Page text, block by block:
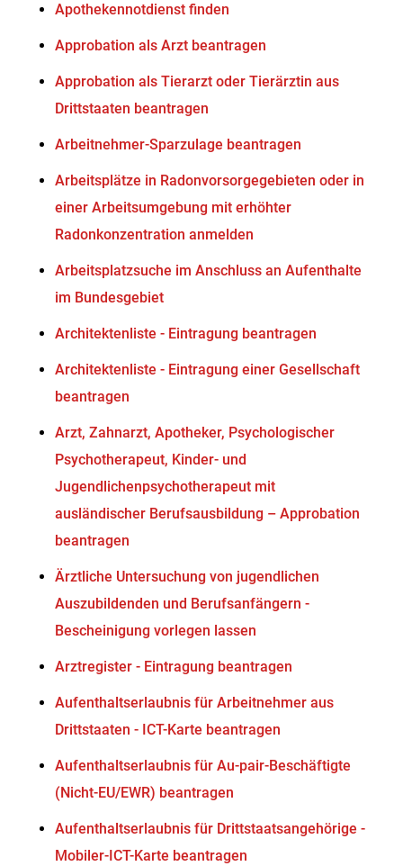
Apothekennotdienst finden
Approbation als Arzt beantragen
Approbation als Tierarzt oder Tierärztin aus
Drittstaaten beantragen
Arbeitnehmer-Sparzulage beantragen
Arbeitsplätze in Radonvorsorgegebieten oder in
einer Arbeitsumgebung mit erhöhter
Radonkonzentration anmelden
Arbeitsplatzsuche im Anschluss an Aufenthalte
im Bundesgebiet
Architektenliste - Eintragung beantragen
Architektenliste - Eintragung einer Gesellschaft
beantragen
Arzt, Zahnarzt, Apotheker, Psychologischer
Psychotherapeut, Kinder- und
Jugendlichenpsychotherapeut mit
ausländischer Berufsausbildung – Approbation
beantragen
Ärztliche Untersuchung von jugendlichen
Auszubildenden und Berufsanfängern -
Bescheinigung vorlegen lassen
Arztregister - Eintragung beantragen
Aufenthaltserlaubnis für Arbeitnehmer aus
Drittstaaten - ICT-Karte beantragen
Aufenthaltserlaubnis für Au-pair-Beschäftigte
(Nicht-EU/EWR) beantragen
Aufenthaltserlaubnis für Drittstaatsangehörige -
Mobiler-ICT-Karte beantragen